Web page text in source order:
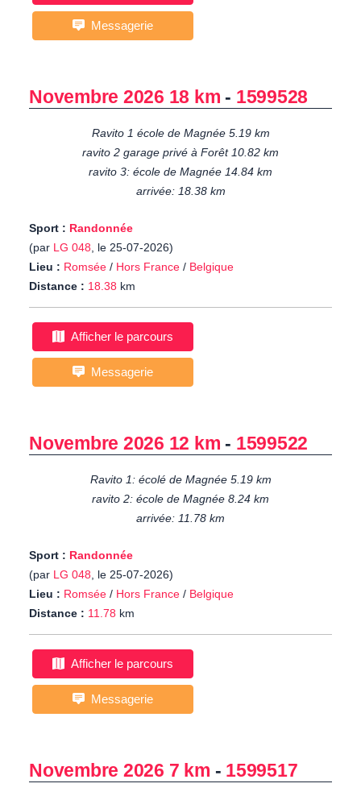
Messagerie
Novembre 2026 18 km - 1599528
Ravito 1 école de Magnée 5.19 km
ravito 2 garage privé à Forêt 10.82 km
ravito 3: école de Magnée 14.84 km
arrivée: 18.38 km
Sport : Randonnée
(par LG 048, le 25-07-2026)
Lieu : Romsée / Hors France / Belgique
Distance : 18.38 km
Afficher le parcours
Messagerie
Novembre 2026 12 km - 1599522
Ravito 1: écolé de Magnée 5.19 km
ravito 2: école de Magnée 8.24 km
arrivée: 11.78 km
Sport : Randonnée
(par LG 048, le 25-07-2026)
Lieu : Romsée / Hors France / Belgique
Distance : 11.78 km
Afficher le parcours
Messagerie
Novembre 2026 7 km - 1599517